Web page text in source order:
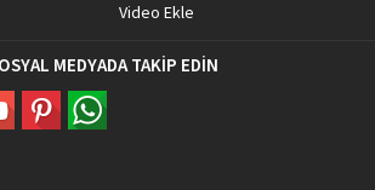
Video Ekle
MEDYADA TAKİP EDİN